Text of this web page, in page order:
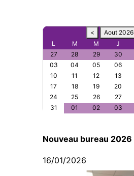
< Aout 2026
L
M M J
27
28 29 30
03
04 05 06
10
11 12 13
17
18 19 20
24
25 26 27
31
01 02 03
Nouveau bureau 2026
16/01/2026